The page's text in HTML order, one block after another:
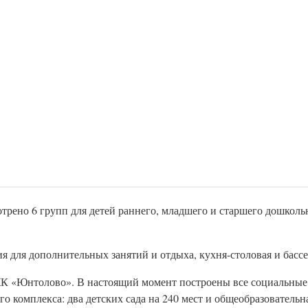
6 групп для детей раннего, младшего и старшего
дополнительных занятий и отдыха, кухня-столовая и
«Юнтолово». В настоящий момент построены все
комплекса: два детских сада на 240 мест и